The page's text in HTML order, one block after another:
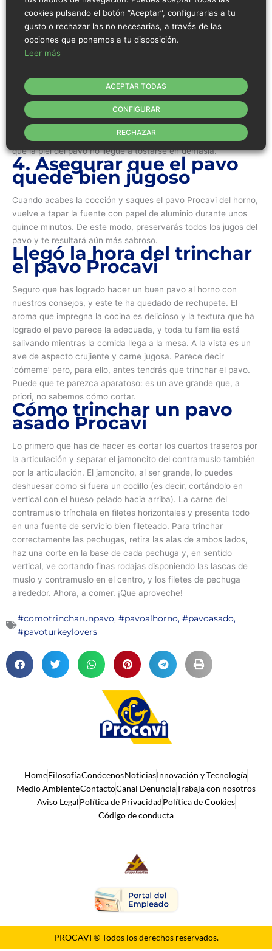
Pasado este tiempo, baja la temperatura a 155 grados y deja
hornear durante una hora y quince minutos. Después, vuelve a
rociar el pavo con un cazo de caldo de ave, y vuelve a dejar
asar otra hora y cuarto. Repite la operación hasta completar la
regla de hora y cuarto de cocción por kilo de peso, aunque en
completo -eso incluye retirar las vendas- para conseguir su
característico tono dorado. Para propiciar ese dorado,
podemos subir los grados centígrados hasta 175, poner el
ventilador del horno, si tenemos, y rociar con aceite de oliva
virgen extra en spray la superficie del pavo. Eso sí, vigilando
que la piel del pavo no llegue a tostarse en demasía.
4. Asegurar que el pavo
quede bien jugoso
Cuando acabes la cocción y saques el pavo Procavi del horno,
vuelve a tapar la fuente con papel de aluminio durante unos
quince minutos. De este modo, preservarás todos los jugos del
pavo y te resultará aún más sabroso.
Llegó la hora del trinchar
el pavo Procavi
Seguro que has logrado hacer un buen pavo al horno con
nuestros consejos, y este te ha quedado de rechupete. El
aroma que impregna la cocina es delicioso y la textura que ha
logrado el pavo parece la adecuada, y toda tu familia está
salivando mientras la comida llega a la mesa. A la vista es un
ave de aspecto crujiente y carne jugosa. Parece decir
‘cómeme’ pero, para ello, antes tendrás que trinchar el pavo.
Puede que te parezca aparatoso: es un ave grande que, a
priori, no sabemos cómo cortar.
Cómo trinchar un pavo
asado Procavi
Lo primero que has de hacer es cortar los cuartos traseros por
la articulación y separar el jamoncito del contramuslo también
por la articulación. El jamoncito, al ser grande, lo puedes
deshuesar como si fuera un codillo (es decir, cortándolo en
vertical con el hueso pelado hacia arriba). La carne del
contramuslo trínchala en filetes horizontales y presenta todo
en una fuente de servicio bien fileteado. Para trinchar
correctamente las pechugas, retira las alas de ambos lados,
haz una corte en la base de cada pechuga y, en sentido
vertical, ve cortando finas rodajas disponiendo las lascas de
muslo y contramuslo en el centro, y los filetes de pechuga
alrededor. Ahora, a comer. ¡Que aproveche!
#comotrincharunpavo, #pavoalhorno, #pavoasado,
#pavoturkeylovers
HomeFilosofíaConócenosNoticiasInnovación y Tecnología
Medio AmbienteContactoCanal DenunciaTrabaja con nosotros
Aviso LegalPolítica de PrivacidadPolítica de Cookies
Código de conducta
PROCAVI ® Todos los derechos reservados.
cookies pulsando el botón “Aceptar”, configurarlas a tu
gusto o rechazar las no necesarias, a través de las
opciones que ponemos a tu disposición.
Leer más
ACEPTAR TODAS
RECHAZAR
CONFIGURAR